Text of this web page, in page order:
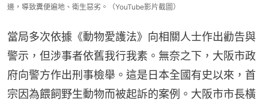
邊，導致糞便遍地、衛生惡劣。（YouTube影片截圖）
當局多次依據《動物愛護法》向相關人士作出勸告與
警示，但涉事者依舊我行我素。無奈之下，大阪市政
府向警方作出刑事檢舉。這是日本全國有史以來，首
宗因為餵飼野生動物而被起訴的案例。大阪市市長橫